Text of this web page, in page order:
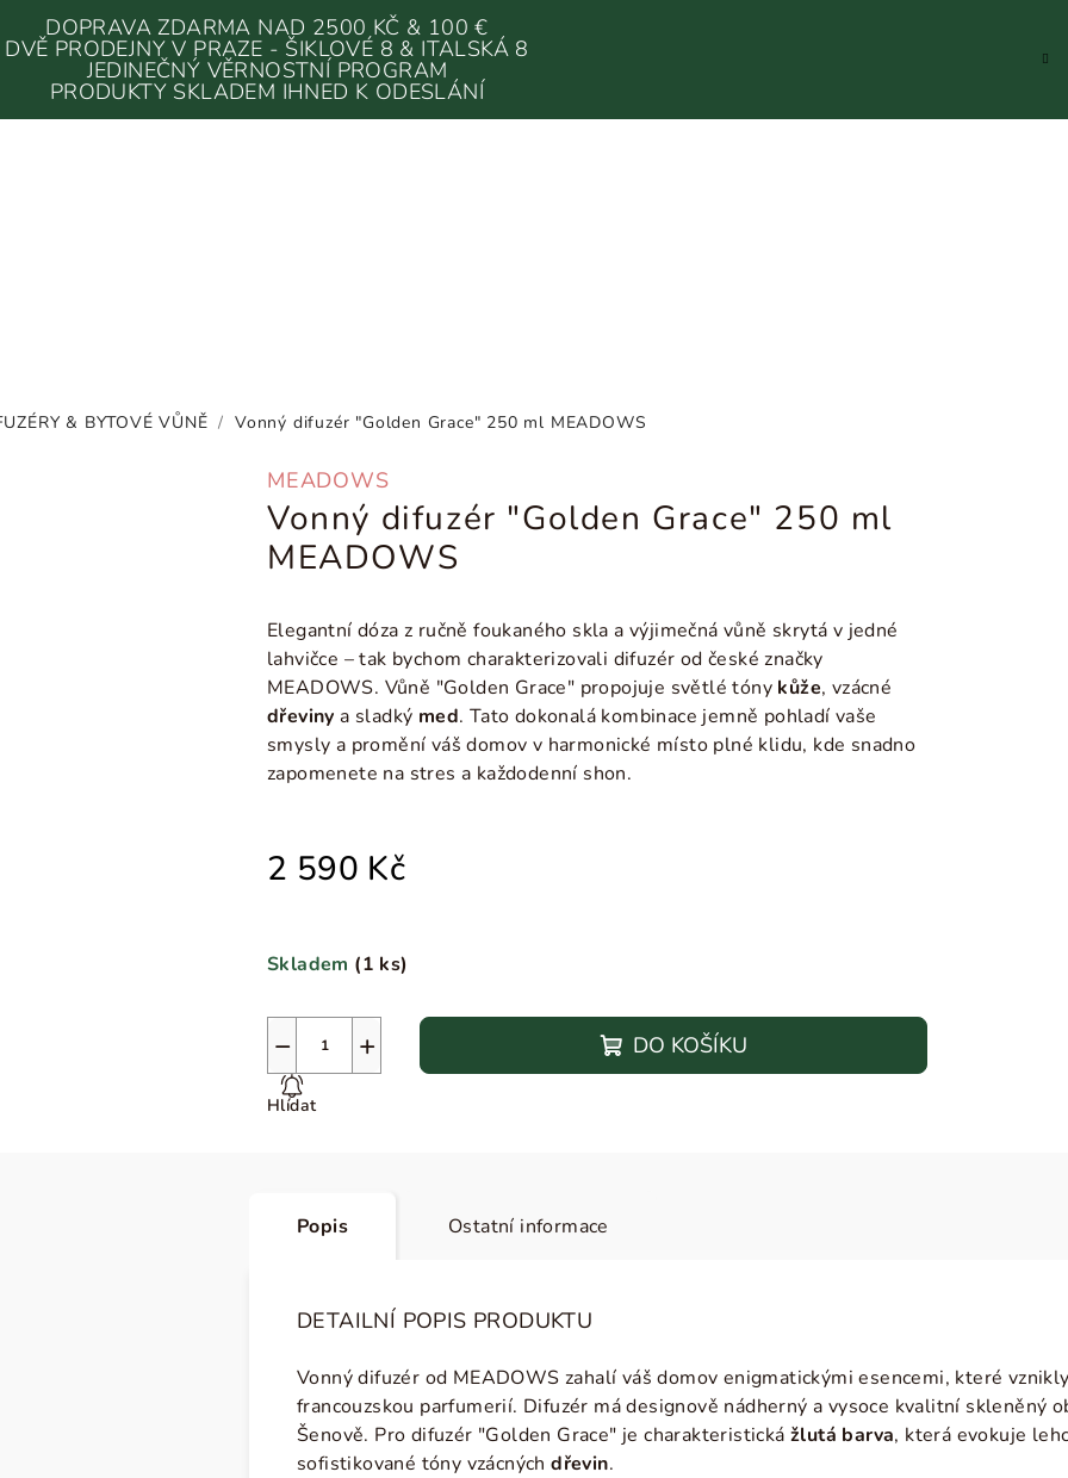
DOPRAVA ZDARMA NAD 2500 KČ & 100 €
DVĚ PRODEJNY V PRAZE - ŠIKLOVÉ 8 & ITALSKÁ 8
JEDINEČNÝ VĚRNOSTNÍ PROGRAM
PRODUKTY SKLADEM IHNED K ODESLÁNÍ
& BYTOVÉ VŮNĚ / Vonný difuzér "Golden Grace" 250 ml MEADOWS
MEADOWS
Vonný difuzér "Golden Grace" 250 ml
MEADOWS
Elegantní dóza z ručně foukaného skla a výjimečná vůně skrytá v jedné
lahvičce – tak bychom charakterizovali difuzér od české značky
MEADOWS. Vůně "Golden Grace" propojuje světlé tóny kůže, vzácné
dřeviny a sladký med. Tato dokonalá kombinace jemně pohladí vaše
smysly a promění váš domov v harmonické místo plné klidu, kde snadno
zapomenete na stres a každodenní shon.
2 590 Kč
Skladem (1 ks)
+
− DO KOŠÍKU
Hlídat
Popis Ostatní informace
DETAILNÍ POPIS PRODUKTU
Vonný difuzér od MEADOWS zahalí váš domov enigmatickými esencemi, které
francouzskou parfumerií. Difuzér má designově nádherný a vysoce kvalitní skleněný
Šenově. Pro difuzér "Golden Grace" je charakteristická žlutá barva, která evokuje
sofistikované tóny vzácnýchdřevin.